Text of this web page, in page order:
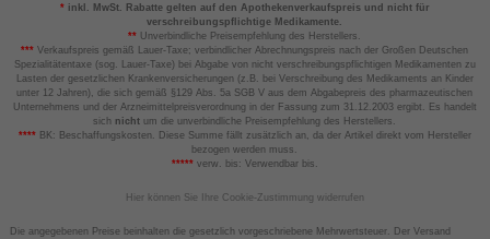
*inkl. MwSt. Rabatte gelten auf den Apothekenverkaufspreis und nicht für
verschreibungspflichtige Medikamente.
** Unverbindliche Preisempfehlung des Herstellers.
*** Verkaufspreis gemäß Lauer-Taxe; verbindlicher Abrechnungspreis nach der Großen Deutschen
Spezialitätentaxe (sog. Lauer-Taxe) bei Abgabe von nicht verschreibungspflichtigen Medikamenten zu
Lasten der gesetzlichen Krankenversicherungen (z.B. bei Verschreibung des Medikaments an Kinder
unter 12 Jahren), die sich gemäß §129 Abs. 5a SGB V aus dem Abgabepreis des pharmazeutischen
Unternehmens und der Arzneimittelpreisverordnung in der Fassung zum 31.12.2003 ergibt. Es handelt
sich nicht um die unverbindliche Preisempfehlung des Herstellers.
****BK: Beschaffungskosten. Diese Summe fällt zusätzlich an, da der Artikel direkt vom Hersteller
bezogen werden muss.
*****verw. bis: Verwendbar bis.
Hier können Sie Ihre Cookie-Zustimmung widerrufen
Die angegebenen Preise beinhalten die gesetzlich vorgeschriebene Mehrwertsteuer. Der Versand